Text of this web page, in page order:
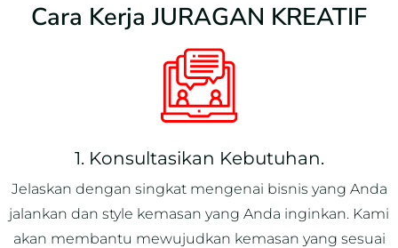
Cara Kerja JURAGAN KREATIF
1. Konsultasikan Kebutuhan.
Jelaskan dengan singkat mengenai bisnis yang Anda
jalankan dan style kemasan yang Anda inginkan. Kami
akan membantu mewujudkan kemasan yang sesuai